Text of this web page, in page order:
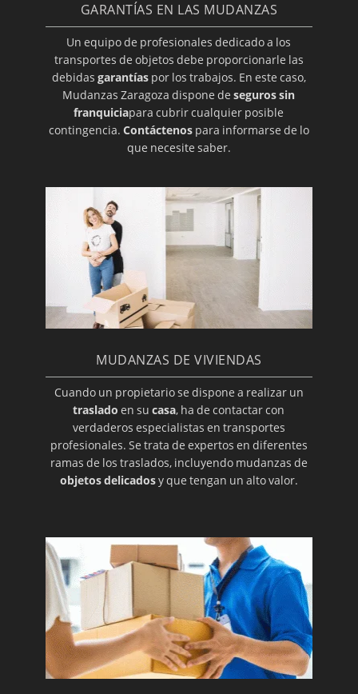
GARANTÍAS EN LAS MUDANZAS
Un equipo de profesionales dedicado a los
transportes de objetos debe proporcionarle las
debidas garantíaspor los trabajos. En este caso,
Mudanzas Zaragoza dispone deseguros sin
franquiciapara cubrir cualquier posible
contingencia. Contáctenospara informarse de lo
que necesite saber.
MUDANZAS DE VIVIENDAS
Cuando un propietario se dispone a realizar un
traslado en sucasa, ha de contactar con
verdaderos especialistas en transportes
profesionales. Se trata de expertos en diferentes
ramas de los traslados, incluyendo mudanzas de
objetos delicadosy que tengan un alto valor.